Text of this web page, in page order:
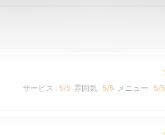
サービス : 5/5 雰囲気 : 5/5 メニュー : 5/5